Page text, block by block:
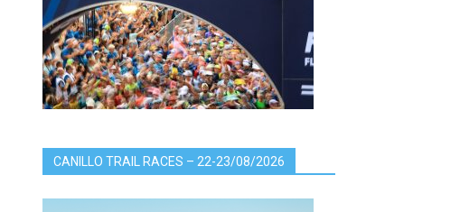
CANILLO TRAIL RACES – 22-23/08/2026